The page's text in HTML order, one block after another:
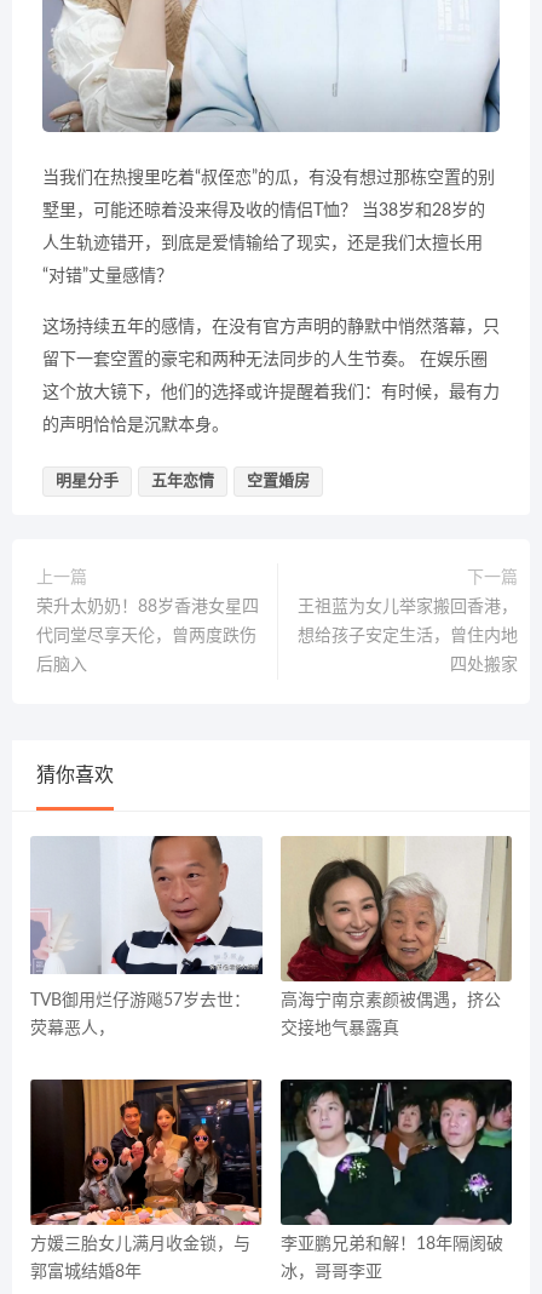
当我们在热搜里吃着“叔侄恋”的瓜，有没有想过那栋空置的别
墅里，可能还晾着没来得及收的情侣T恤？ 当38岁和28岁的
人生轨迹错开，到底是爱情输给了现实，还是我们太擅长用
“对错”丈量感情？
这场持续五年的感情，在没有官方声明的静默中悄然落幕，只
留下一套空置的豪宅和两种无法同步的人生节奏。 在娱乐圈
这个放大镜下，他们的选择或许提醒着我们：有时候，最有力
的声明恰恰是沉默本身。
明星分手 五年恋情 空置婚房
上一篇
荣升太奶奶！88岁香港女星四
代同堂尽享天伦，曾两度跌伤
后脑入
下一篇
王祖蓝为女儿举家搬回香港，
想给孩子安定生活，曾住内地
四处搬家
猜你喜欢
TVB御用烂仔游飚57岁去世：
荧幕恶人，
高海宁南京素颜被偶遇，挤公
交接地气暴露真
方媛三胎女儿满月收金锁，与
郭富城结婚8年
李亚鹏兄弟和解！18年隔阂破
冰，哥哥李亚